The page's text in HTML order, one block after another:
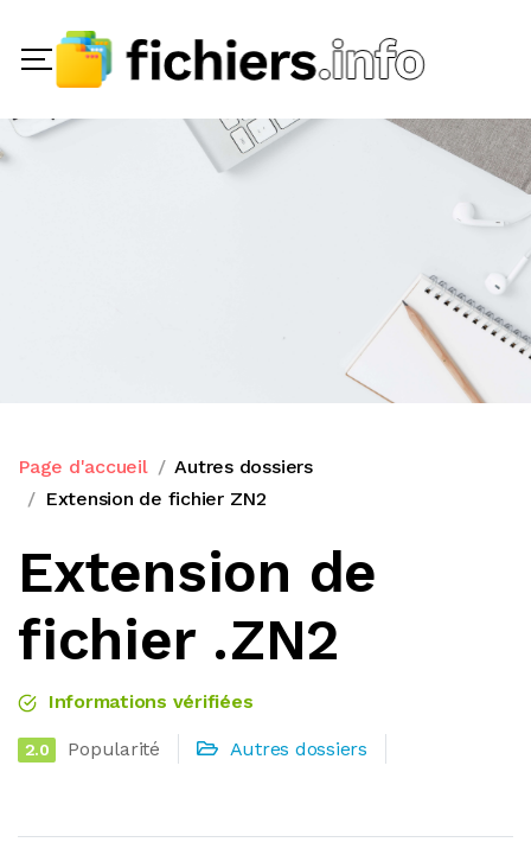
Page d'accueil
Autres dossiers
Extension de fichier ZN2
Extension de
fichier .ZN2
Informations vérifiées
2.0 Popularité Autres dossiers